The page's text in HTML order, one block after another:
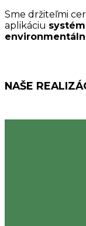
Sme držiteľmi
aplikáciu
NAŠE